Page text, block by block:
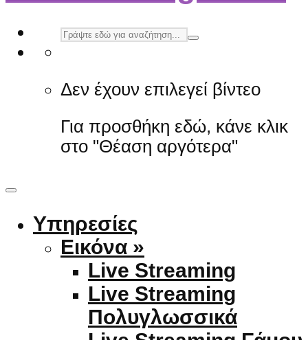
Δεν έχουν επιλεγεί βίντεο
Για προσθήκη εδώ, κάνε κλικ
στο "Θέαση αργότερα"
Υπηρεσίες
Εικόνα »
Live Streaming
Live Streaming
Πολυγλωσσικά